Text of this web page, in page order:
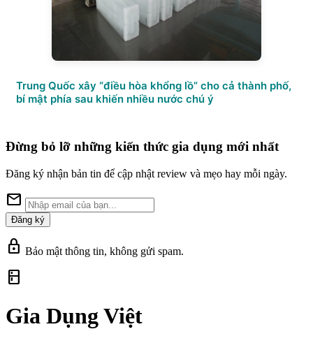
Trung Quốc xây “điều hòa khổng lồ” cho cả thành phố,
bí mật phía sau khiến nhiều nước chú ý
Đừng bỏ lỡ những kiến thức gia dụng mới nhất
Đăng ký nhận bản tin để cập nhật review và mẹo hay mỗi ngày.
mail
Đăng ký
lock Bảo mật thông tin, không gửi spam.
kitchen
Gia Dụng Việt